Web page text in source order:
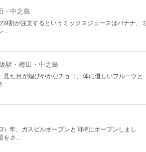
・中之島
割が注文するというミックスジュースはバナナ、ミ
...
駅・梅田・中之島
た目が煌びやかなチョコ、体に優しいフルーツと
...
年、ガスビルオープンと同時にオープンしまし
をさ...